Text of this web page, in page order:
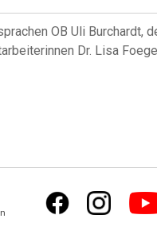
OB Uli Burchardt,
Dr. Lisa